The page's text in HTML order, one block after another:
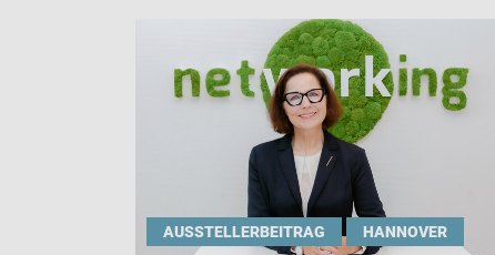
AUSSTELLERBEITRAG HANNOVER